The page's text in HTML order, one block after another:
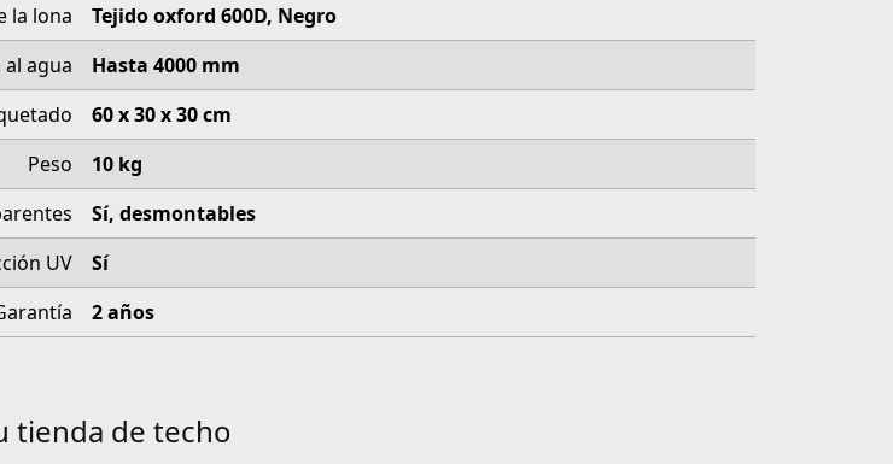
la lona
Tejido oxford 600D, Negro
al agua
Hasta 4000 mm
60 x 30 x 30 cm
Peso
10 kg
Sí, desmontables
UV
Sí
2 años
tienda de techo